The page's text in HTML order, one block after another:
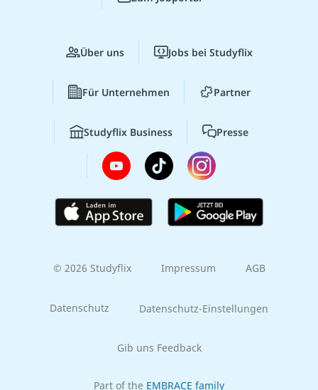
Über uns Jobs bei Studyflix
Für Unternehmen Partner
Studyflix Business Presse
© 2026 Studyflix Impressum AGB
Datenschutz Datenschutz-Einstellungen
Gib uns Feedback
Part of the EMBRACE family